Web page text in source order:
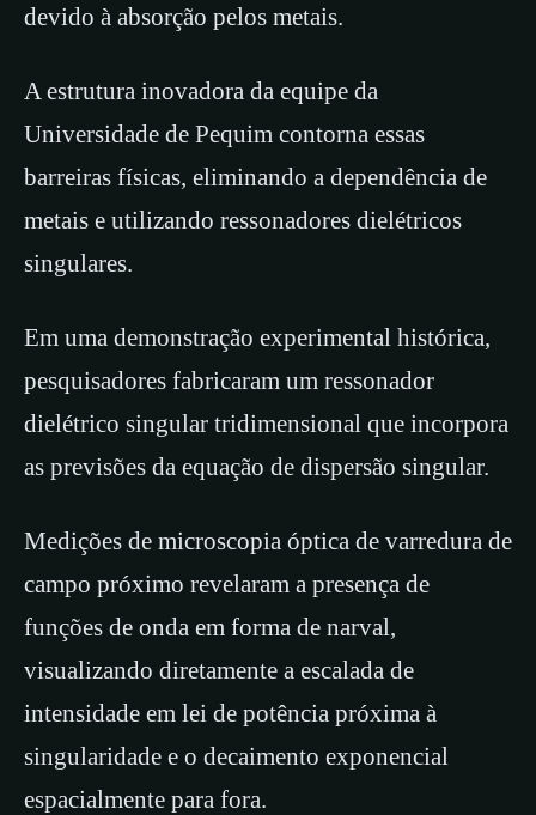
devido à absorção pelos metais.
A estrutura inovadora da equipe da
Universidade de Pequim contorna essas
barreiras físicas, eliminando a dependência de
metais e utilizando ressonadores dielétricos
singulares.
Em uma demonstração experimental histórica,
pesquisadores fabricaram um ressonador
dielétrico singular tridimensional que incorpora
as previsões da equação de dispersão singular.
Medições de microscopia óptica de varredura de
campo próximo revelaram a presença de
funções de onda em forma de narval,
visualizando diretamente a escalada de
intensidade em lei de potência próxima à
singularidade e o decaimento exponencial
espacialmente para fora.